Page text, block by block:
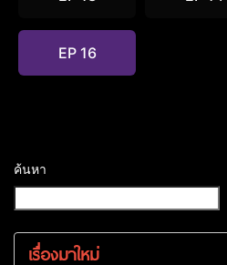
EP 16
ค้นหา
เรื่องมาใหม่